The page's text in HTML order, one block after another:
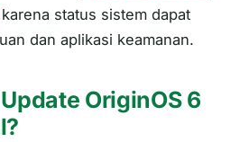
karena status sistem dapat
dan aplikasi keamanan.
OriginOS 6